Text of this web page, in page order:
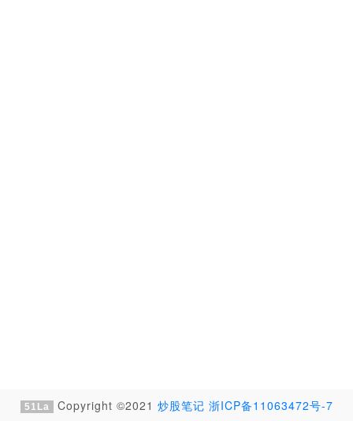
51La Copyright ©2021 炒股笔记 浙ICP备11063472号-7